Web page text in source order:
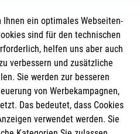
Ihnen ein optimales Webseiten-
sind für den technischen
helfen uns aber auch
verbessern und zusätzliche
Sie werden zur besseren
von Werbekampagnen,
Das bedeutet, dass Cookies
verwendet werden. Sie